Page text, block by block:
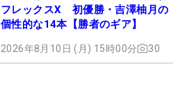
フレックスX 初優勝・吉澤柚月の
個性的な14本【勝者のギア】
2026年8月10日 (月) 15時00分 30